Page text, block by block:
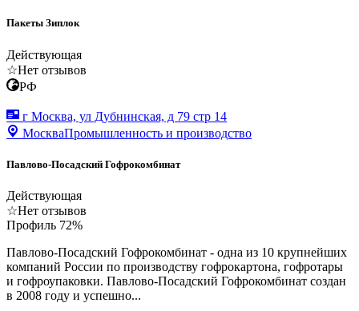
Пакеты Зиплок
Действующая
☆Нет отзывов
РФ
г Москва, ул Дубнинская, д 79 стр 14
МоскваПромышленность и производство
Павлово-Посадский Гофрокомбинат
Действующая
☆Нет отзывов
Профиль 72%
Павлово-Посадский Гофрокомбинат - одна из 10 крупнейших
компаний России по производству гофрокартона, гофротары
и гофроупаковки. Павлово-Посадский Гофрокомбинат создан
в 2008 году и успешно...